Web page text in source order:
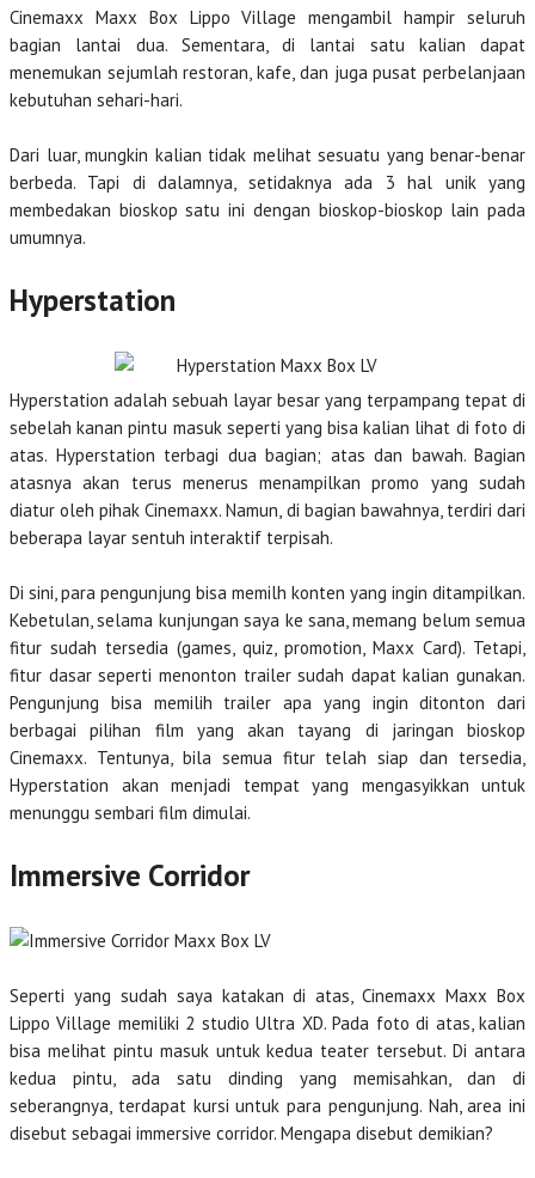
Cinemaxx Maxx Box Lippo Village mengambil hampir seluruh
bagian lantai dua. Sementara, di lantai satu kalian dapat
menemukan sejumlah restoran, kafe, dan juga pusat perbelanjaan
kebutuhan sehari-hari.
Dari luar, mungkin kalian tidak melihat sesuatu yang benar-benar
berbeda. Tapi di dalamnya, setidaknya ada 3 hal unik yang
membedakan bioskop satu ini dengan bioskop-bioskop lain pada
umumnya.
Hyperstation
Hyperstation adalah sebuah layar besar yang terpampang tepat di
sebelah kanan pintu masuk seperti yang bisa kalian lihat di foto di
atas. Hyperstation terbagi dua bagian; atas dan bawah. Bagian
atasnya akan terus menerus menampilkan promo yang sudah
diatur oleh pihak Cinemaxx. Namun, di bagian bawahnya, terdiri dari
beberapa layar sentuh interaktif terpisah.
Di sini, para pengunjung bisa memilh konten yang ingin ditampilkan.
Kebetulan, selama kunjungan saya ke sana, memang belum semua
fitur sudah tersedia (games, quiz, promotion, Maxx Card). Tetapi,
fitur dasar seperti menonton trailer sudah dapat kalian gunakan.
Pengunjung bisa memilih trailer apa yang ingin ditonton dari
berbagai pilihan film yang akan tayang di jaringan bioskop
Cinemaxx. Tentunya, bila semua fitur telah siap dan tersedia,
Hyperstation akan menjadi tempat yang mengasyikkan untuk
menunggu sembari film dimulai.
Immersive Corridor
Seperti yang sudah saya katakan di atas, Cinemaxx Maxx Box
Lippo Village memiliki 2 studio Ultra XD. Pada foto di atas, kalian
bisa melihat pintu masuk untuk kedua teater tersebut. Di antara
kedua pintu, ada satu dinding yang memisahkan, dan di
seberangnya, terdapat kursi untuk para pengunjung. Nah, area ini
disebut sebagai immersive corridor. Mengapa disebut demikian?